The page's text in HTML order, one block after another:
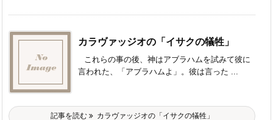
カラヴァッジオの「イサクの犠牲」
これらの事の後、神はアブラハムを試みて彼に
言われた、「アブラハムよ」。彼は言った ...
記事を読む カラヴァッジオの「イサクの犠牲」